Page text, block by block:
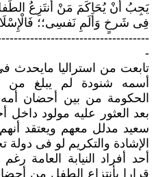
يَجِبُ أَنْ يُحَاكَمَ مَنْ أَنتَزِعُ
فِى شَرخٍ وَأَلَمِ نَفسِى؛؛
-
تابعت من استراليا مايحدث
الحكومة من بين أحضان أمه
بعد العثور عليه مولود
سعيد مدلل معهم ويعتقد
الإشادة والتكريم لو فى دولة
أحد أفراد النيابة العامة
قرارا بأنتزاع الطفل من